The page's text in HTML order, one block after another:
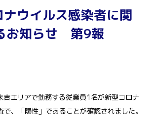
ウイルス感染者に関
お知らせ 第9報
エリアで勤務する従業員1名が新型コロナ
で、「陽性」であることが確認されました。